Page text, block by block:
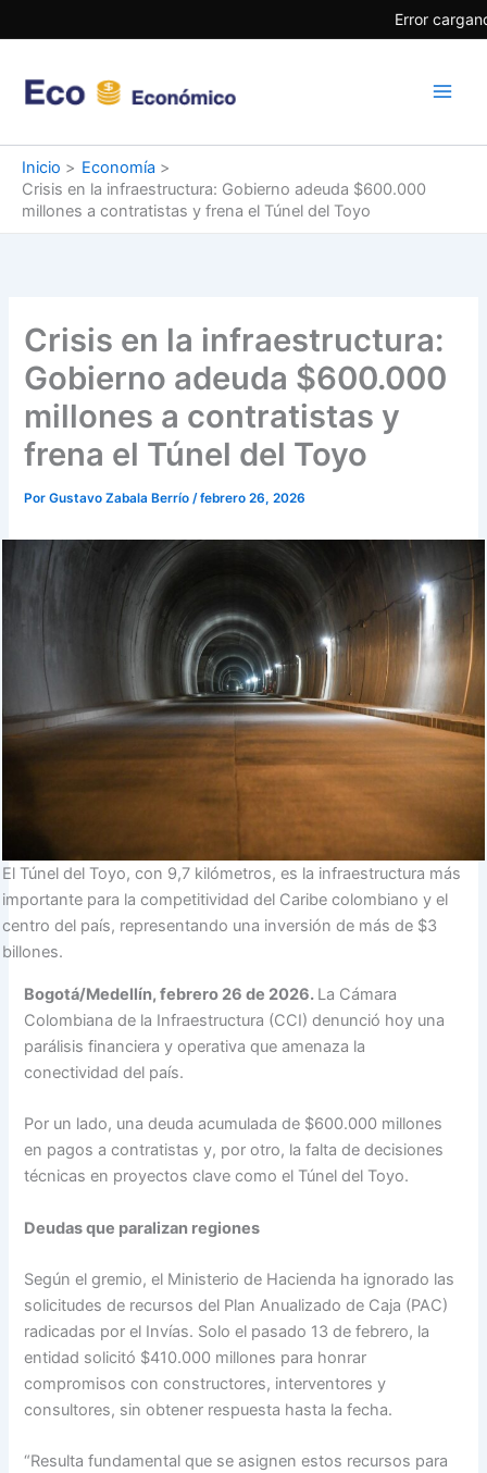
Error
al
Inicio
Economía
Crisis en la infraestructura: Gobierno adeuda $600.000
millones a contratistas y frena el Túnel del Toyo
Crisis en la infraestructura:
Gobierno adeuda $600.000
millones a contratistas y
frena el Túnel del Toyo
PorGustavo Zabala Berrío /febrero 26, 2026
El Túnel del Toyo, con 9,7 kilómetros, es la infraestructura más
importante para la competitividad del Caribe colombiano y el
centro del país, representando una inversión de más de $3
billones.
Bogotá/Medellín, febrero 26 de 2026. La Cámara
Colombiana de la Infraestructura (CCI) denunció hoy una
parálisis financiera y operativa que amenaza la
conectividad del país.
Por un lado, una deuda acumulada de $600.000 millones
en pagos a contratistas y, por otro, la falta de decisiones
técnicas en proyectos clave como el Túnel del Toyo.
Deudas que paralizan regiones
Según el gremio, el Ministerio de Hacienda ha ignorado las
solicitudes de recursos del Plan Anualizado de Caja (PAC)
radicadas por el Invías. Solo el pasado 13 de febrero, la
entidad solicitó $410.000 millones para honrar
compromisos con constructores, interventores y
consultores, sin obtener respuesta hasta la fecha.
“Resulta fundamental que se asignen estos recursos para